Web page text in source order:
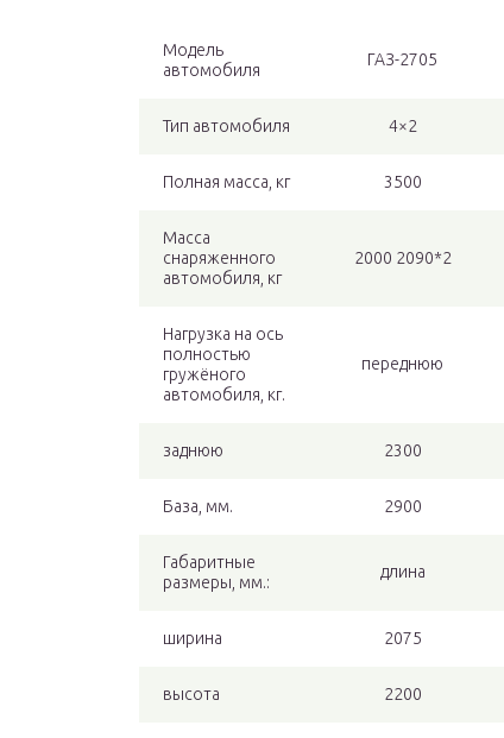
Модель
автомобиля
ГАЗ-2705
Тип автомобиля 4×2
Полная масса, кг 3500
Масса
снаряженного
автомобиля, кг
2000 2090*2
Нагрузка на ось
полностью
гружёного
автомобиля, кг.
переднюю
заднюю 2300
База, мм. 2900
Габаритные
размеры, мм.:
длина
ширина 2075
высота 2200